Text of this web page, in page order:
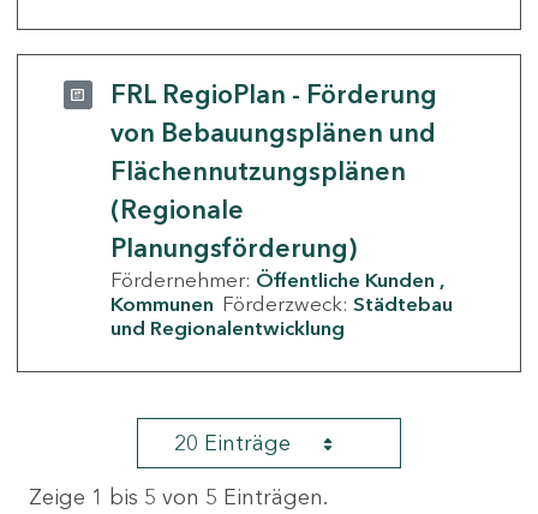
FRL RegioPlan - Förderung
von Bebauungsplänen und
Flächennutzungsplänen
(Regionale
Planungsförderung)
Fördernehmer: Öffentliche Kunden
Kommunen Förderzweck: Städtebau
und Regionalentwicklung
20 Einträge
Zeige 1 bis 5 von 5 Einträgen.